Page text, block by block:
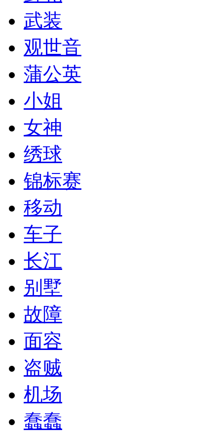
武装
观世音
蒲公英
小姐
女神
绣球
锦标赛
移动
车子
长江
别墅
故障
面容
盗贼
机场
蠢蠢